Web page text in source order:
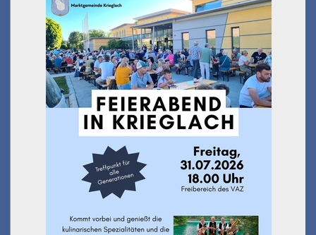
Feierabend in Krieglach
am 31.07.2026